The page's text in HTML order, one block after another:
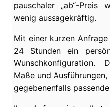
pauschaler „ab“-Preis
wenig aussagekräftig.
Mit einer kurzen
24 Stunden ein
Wunschkonfiguration.
Maße und
gegebenenfalls